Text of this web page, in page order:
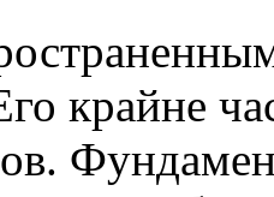
крайне